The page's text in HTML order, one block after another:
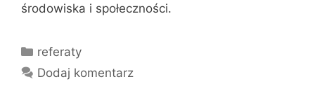
środowiska i społeczności.
Kategorie
referaty
Dodaj komentarz